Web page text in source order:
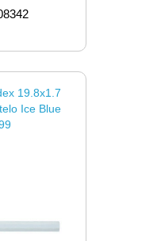
19.8x1.7
Ice Blue